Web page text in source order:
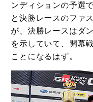
ンディションの予選
と決勝レースのファ
が、決勝レースはダ
を示していて、開幕
ことになるはず。